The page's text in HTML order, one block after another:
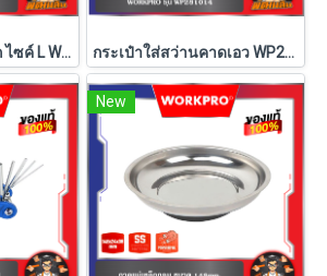
ถุงมือกันแรงกระแทก ไซค์ L WP371004 WORKPRO กระเป๋าใส่สว่านคาดเอว WP281014 WORKPRO
New